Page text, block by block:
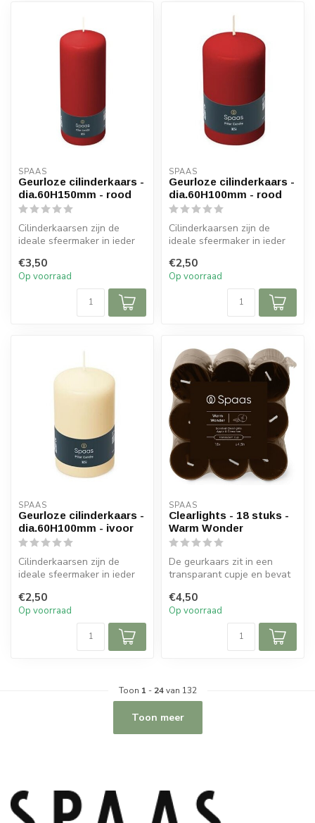
SPAAS
Geurloze cilinderkaars -
dia.60H150mm - rood
Cilinderkaarsen zijn de
ideale sfeermaker in ieder
bran...
€3,50
Op voorraad
SPAAS
Geurloze cilinderkaars -
dia.60H100mm - rood
Cilinderkaarsen zijn de
ideale sfeermaker in ieder
bran...
€2,50
Op voorraad
SPAAS
Geurloze cilinderkaars -
dia.60H100mm - ivoor
Cilinderkaarsen zijn de
ideale sfeermaker in ieder
bran...
€2,50
Op voorraad
SPAAS
Clearlights - 18 stuks -
Warm Wonder
De geurkaars zit in een
transparant cupje en bevat
€4,50
Op voorraad
Toon 1 - 24van 132
Toon meer